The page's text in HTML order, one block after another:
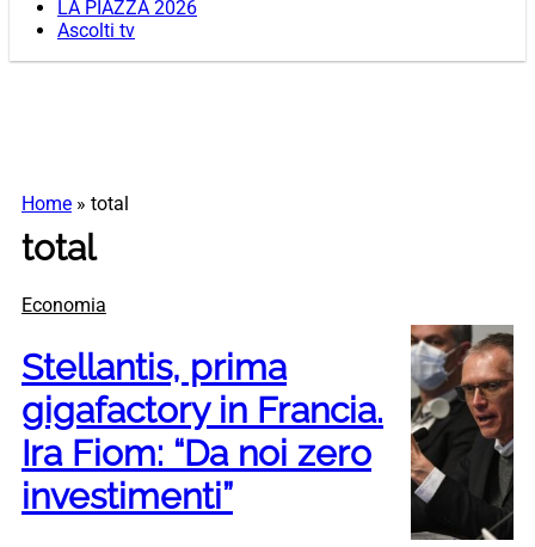
LA PIAZZA 2026
Ascolti tv
Home » total
total
Economia
Stellantis, prima
gigafactory in Francia.
Ira Fiom: “Da noi zero
investimenti”